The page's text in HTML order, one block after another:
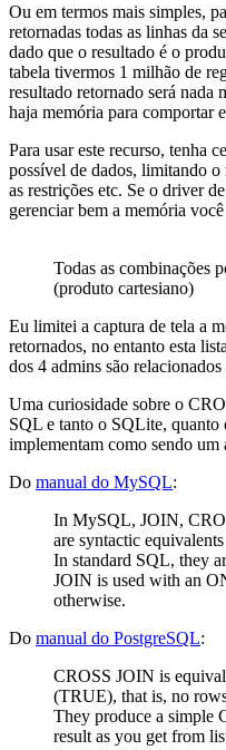
Ou em termos mais simples,
retornadas todas as linhas da
dado que o resultado é o
tabela tivermos 1 milhão de
resultado retornado será nada
haja memória para comportar
Para usar este recurso, tenha
possível de dados, limitando
as restrições etc. Se o driver
gerenciar bem a memória
Todas as combinações
(produto cartesiano)
Eu limitei a captura de tela a
retornados, no entanto esta
dos 4 admins são
Uma curiosidade sobre o
SQL e tanto o SQLite,
implementam como sendo
Do manual do MySQL:
In MySQL, JOIN,
are syntactic
In standard SQL, they
JOIN is used with an
otherwise.
Do manual do PostgreSQL:
CROSS JOIN is
(TRUE), that is, no
They produce a simple
result as you get from